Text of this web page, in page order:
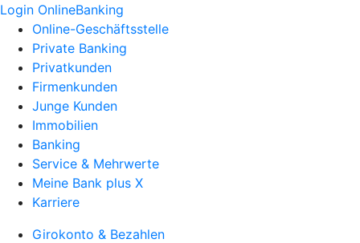
Login OnlineBanking
Online-Geschäftsstelle
Private Banking
Privatkunden
Firmenkunden
Junge Kunden
Immobilien
Banking
Service & Mehrwerte
Meine Bank plus X
Karriere
Girokonto & Bezahlen